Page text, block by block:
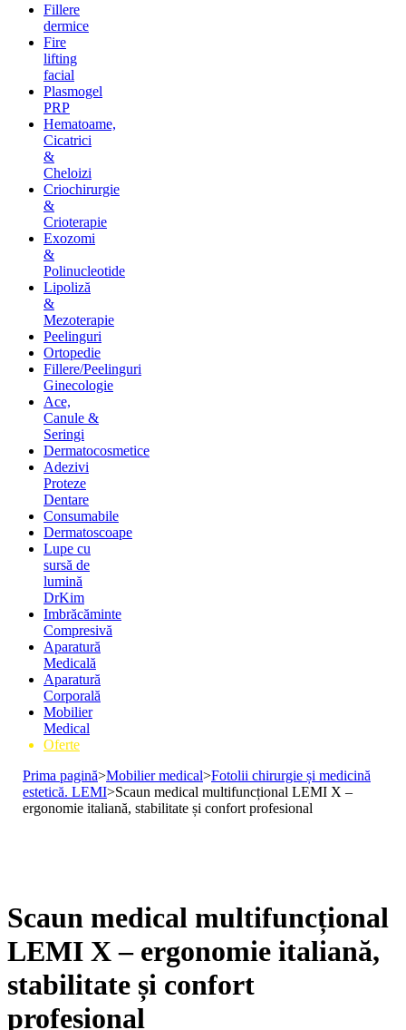
Fillere
dermice
Fire
lifting
facial
Plasmogel
PRP
Hematoame,
Cicatrici
&
Cheloizi
Criochirurgie
&
Crioterapie
Exozomi
&
Polinucleotide
Lipoliză
&
Mezoterapie
Peelinguri
Ortopedie
Fillere/Peelinguri
Ginecologie
Ace,
Canule &
Seringi
Dermatocosmetice
Adezivi
Proteze
Dentare
Consumabile
Dermatoscoape
Lupe cu
sursă de
lumină
DrKim
Imbrăcăminte
Compresivă
Aparatură
Medicală
Aparatură
Corporală
Mobilier
Medical
Oferte
Prima pagină>Mobilier medical>Fotolii chirurgie și medicină
estetică. LEMI>Scaun medical multifuncțional LEMI X –
ergonomie italiană, stabilitate și confort profesional
Scaun medical multifuncțional
LEMI X – ergonomie italiană,
stabilitate și confort
profesional